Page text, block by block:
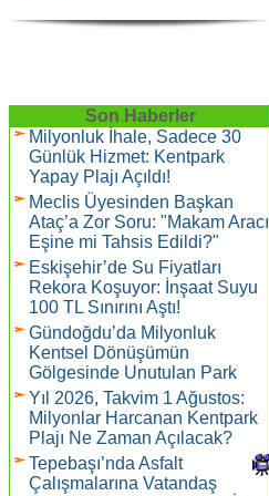
Son Haberler
Milyonluk İhale, Sadece 30
Günlük Hizmet: Kentpark
Yapay Plajı Açıldı!
Meclis Üyesinden Başkan
Ataç’a Zor Soru: "Makam Aracı
Eşine mi Tahsis Edildi?"
Eskişehir’de Su Fiyatları
Rekora Koşuyor: İnşaat Suyu
100 TL Sınırını Aştı!
Gündoğdu’da Milyonluk
Kentsel Dönüşümün
Gölgesinde Unutulan Park
Yıl 2026, Takvim 1 Ağustos:
Milyonlar Harcanan Kentpark
Plajı Ne Zaman Açılacak?
Tepebaşı’nda Asfalt
Çalışmalarına Vatandaş